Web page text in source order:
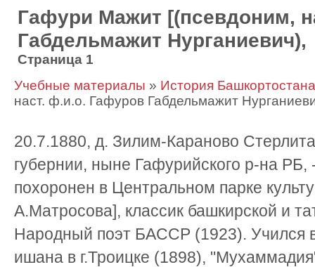
Гафури Мажит [(псевдоним,
Габдельмажит Нурганиевич),
Страница 1
Учебные материалы » История Башкортостана
наст. ф.и.о. Гафуров Габдельмажит
20.7.1880, д. Зилим-Караново
губернии, ныне Гафурийского р-на
похоронен в Центральном парке
А.Матросова], классик башкирской и
Народный поэт БАССР (1923). Учился
ишана в г.Троицке (1898),